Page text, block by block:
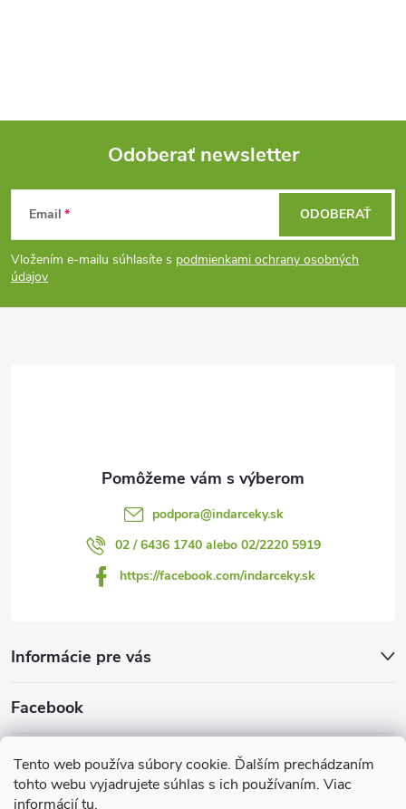
Tento web používa súbory cookie. Ďalším prechádzaním
tohto webu vyjadrujete súhlas s ich používaním. Viac
informáciítu.
e
r
v
k
y
Z
á
p
Odoberať newsletter
Email
Vložením e-mailu súhlasíte s podmienkami ochrany osobných
údajov
ODOBERAŤ
podpora@indarceky.sk
02 / 6436 1740 alebo 02/2220 5919
https://facebook.com/indarceky.sk
Informácie pre vás
Facebook
Prijímame online platby